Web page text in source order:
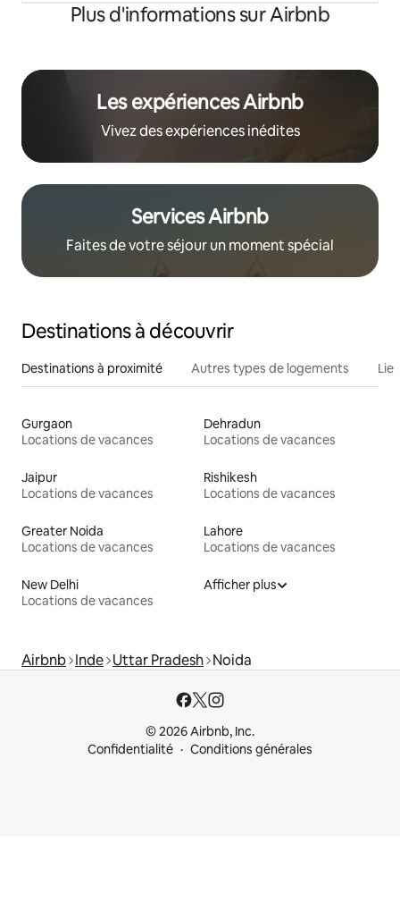
Plus d'informations sur Airbnb
Les expériences Airbnb
Vivez des expériences inédites
Services Airbnb
Faites de votre séjour un moment spécial
Destinations à découvrir
Destinations à proximité Autres types de logements
Gurgaon
Locations de vacances
Dehradun
Locations de vacances
Jaipur
Locations de vacances
Rishikesh
Locations de vacances
Greater Noida
Locations de vacances
Lahore
Locations de vacances
New Delhi
Locations de vacances
Afficher plus
Airbnb Inde Uttar Pradesh Noida
© 2026 Airbnb, Inc.
Confidentialité
Conditions générales